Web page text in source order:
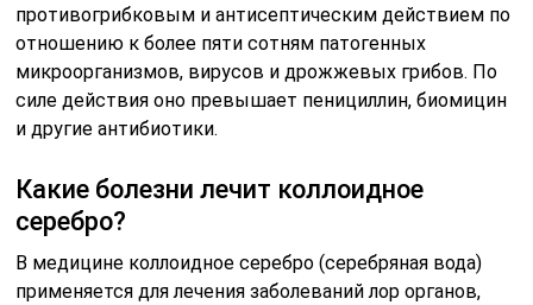
противогрибковым и антисептическим действием по
отношению к более пяти сотням патогенных
микроорганизмов, вирусов и дрожжевых грибов. По
силе действия оно превышает пенициллин, биомицин
и другие антибиотики.
Какие болезни лечит коллоидное
серебро?
В медицине коллоидное серебро (серебряная вода)
применяется для лечения заболеваний лор органов,